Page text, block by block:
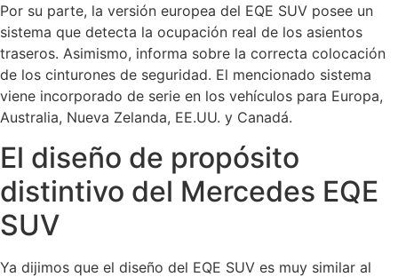
Por su parte, la versión europea del EQE SUV posee un
sistema que detecta la ocupación real de los asientos
traseros. Asimismo, informa sobre la correcta colocación
de los cinturones de seguridad. El mencionado sistema
viene incorporado de serie en los vehículos para Europa,
Australia, Nueva Zelanda, EE.UU. y Canadá.
El diseño de propósito
distintivo del Mercedes EQE
SUV
Ya dijimos que el diseño del EQE SUV es muy similar al